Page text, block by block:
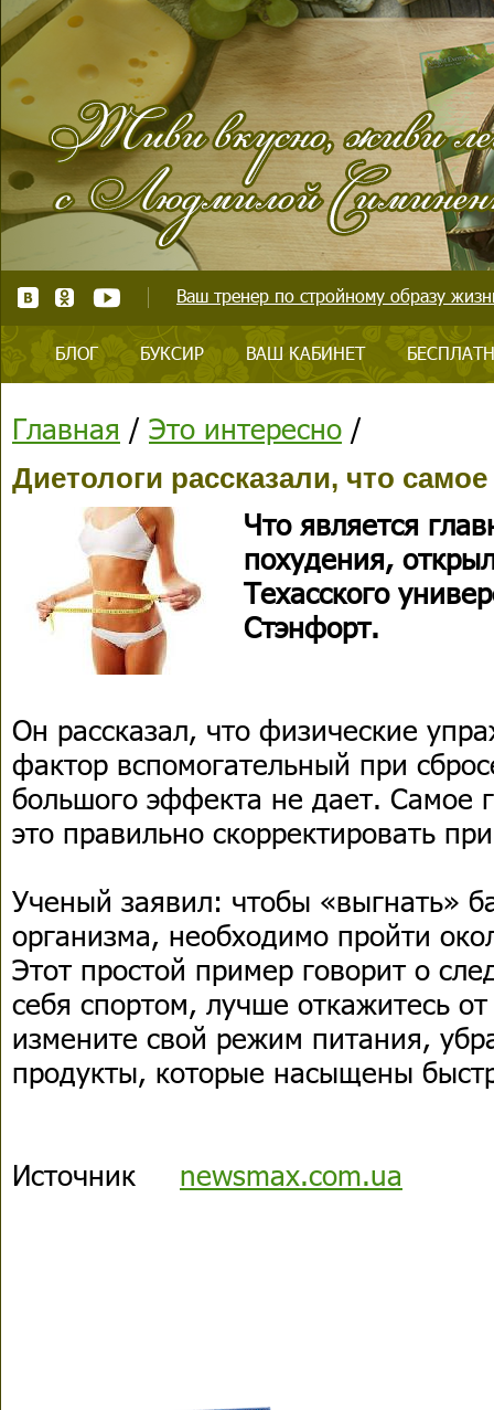
Ваш тренер по стройному образу
БЛОГ БУКСИР ВАШ КАБИНЕТ
Главная / Это интересно /
Диетологи рассказали, что
Что является
похудения,
Техасского
Стэнфорт.
Он рассказал, что физические
фактор вспомогательный при
большого эффекта не дает. Самое
это правильно скорректировать
Ученый заявил: чтобы «выгнать»
организма, необходимо пройти
Этот простой пример говорит о
себя спортом, лучше откажитесь
измените свой режим питания,
продукты, которые насыщены
Источник newsmax.com.ua